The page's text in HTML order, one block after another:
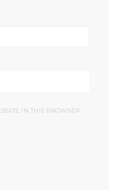
IN THIS BROWSER